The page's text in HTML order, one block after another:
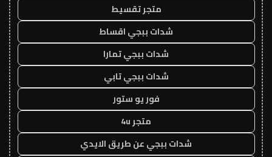
متجر تقسيط
شدات ببجي اقساط
شدات ببجي تمارا
شدات ببجي تابي
فور يو ستور
متجر 4u
شدات ببجي عن طريق الايدي